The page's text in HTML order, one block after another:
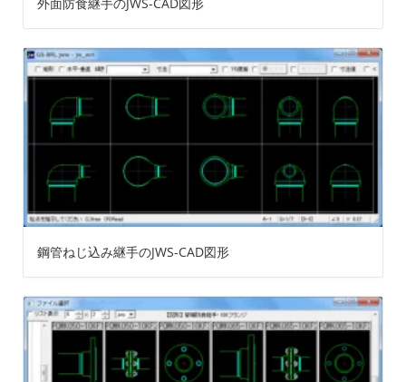
鋼管ねじ込み継手のJWS-CAD図形